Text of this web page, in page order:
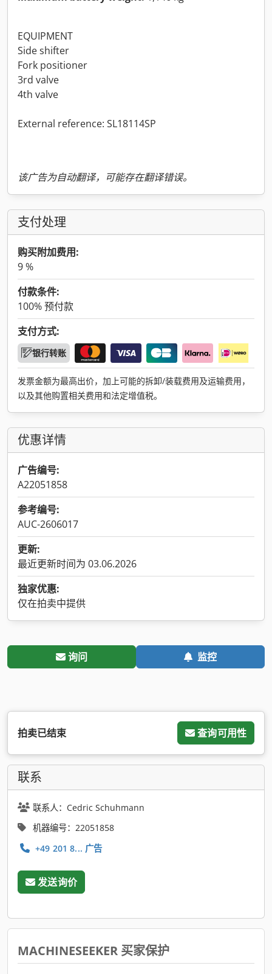
EQUIPMENT
Side shifter
Fork positioner
3rd valve
4th valve
External reference: SL18114SP
该广告为自动翻译，可能存在翻译错误。
支付处理
购买附加费用:
9 %
付款条件:
100% 预付款
支付方式:
银行转账
发票金额为最高出价，加上可能的拆卸/装载费用及运输费用，
以及其他购置相关费用和法定增值税。
优惠详情
广告编号:
A22051858
参考编号:
AUC-2606017
更新:
最近更新时间为 03.06.2026
独家优惠:
仅在拍卖中提供
询问 监控
拍卖已结束 查询可用性
联系
联系人：Cedric Schuhmann
机器编号：22051858
+49 201 8... 广告
发送询价
MACHINESEEKER 买家保护